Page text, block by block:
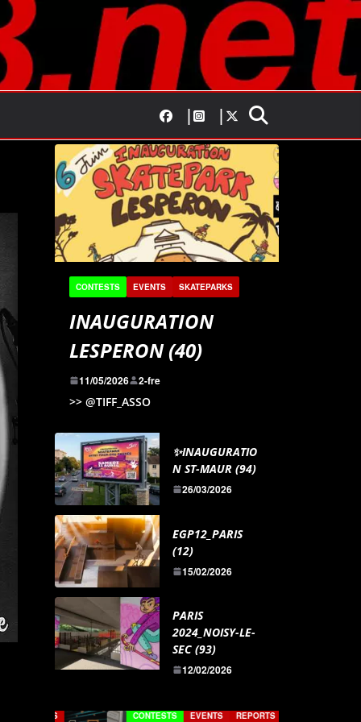
CONTESTS EVENTS SKATEPARKS
INAUGURATION
LESPERON (40)
11/05/2026 2-fre
>> @TIFF_ASSO
✨INAUGURATIO
N ST-MAUR (94)
26/03/2026
EGP12_PARIS
(12)
15/02/2026
PARIS
2024_NOISY-LE-
SEC (93)
12/02/2026
CONTESTS EVENTS
REPORTS